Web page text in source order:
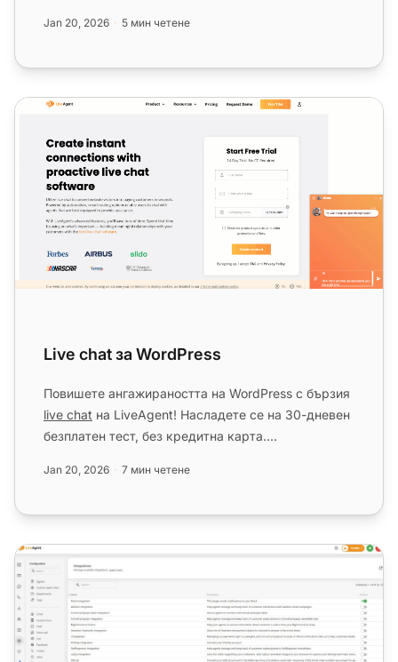
Jan 20, 2026 5 мин четене
Live chat за WordPress
Live chat за WordPress
Повишете ангажираността на WordPress с бързия
live chat на LiveAgent! Насладете се на 30-дневен
безплатен тест, без кредитна карта....
Jan 20, 2026 7 мин четене
BigCommerce